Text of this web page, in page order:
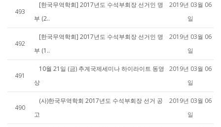
493
[한국무역학회] 2017년도 수석부회장 선거인 명
부 (2..
2019년 03월 06
일
492
[한국무역학회] 2017년도 수석부회장 선거인 명
부 (1..
2019년 03월 06
일
491
10월 21일 (금) 추계국제세미나 하이라이트 동영
상
2019년 03월 06
일
490
(사)한국무역학회 2017년도 수석부회장 선거 공
고
2019년 03월 06
일